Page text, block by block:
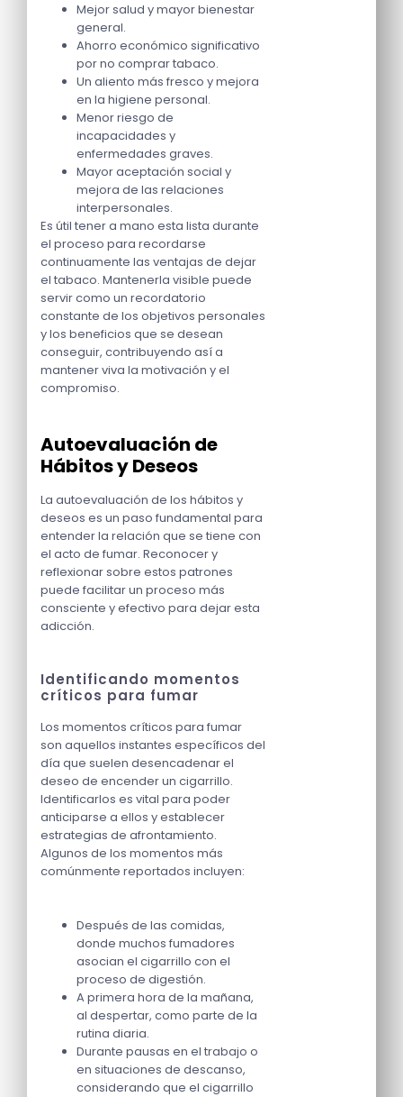
Mejor salud y mayor bienestar
general.
Ahorro económico significativo
por no comprar tabaco.
Un aliento más fresco y mejora
en la higiene personal.
Menor riesgo de
incapacidades y
enfermedades graves.
Mayor aceptación social y
mejora de las relaciones
interpersonales.
Es útil tener a mano esta lista durante
el proceso para recordarse
continuamente las ventajas de dejar
el tabaco. Mantenerla visible puede
servir como un recordatorio
constante de los objetivos personales
y los beneficios que se desean
conseguir, contribuyendo así a
mantener viva la motivación y el
compromiso.
Autoevaluación de
Hábitos y Deseos
La autoevaluación de los hábitos y
deseos es un paso fundamental para
entender la relación que se tiene con
el acto de fumar. Reconocer y
reflexionar sobre estos patrones
puede facilitar un proceso más
consciente y efectivo para dejar esta
adicción.
Identificando momentos
críticos para fumar
Los momentos críticos para fumar
son aquellos instantes específicos del
día que suelen desencadenar el
deseo de encender un cigarrillo.
Identificarlos es vital para poder
anticiparse a ellos y establecer
estrategias de afrontamiento.
Algunos de los momentos más
comúnmente reportados incluyen:
Después de las comidas,
donde muchos fumadores
asocian el cigarrillo con el
proceso de digestión.
A primera hora de la mañana,
al despertar, como parte de la
rutina diaria.
Durante pausas en el trabajo o
en situaciones de descanso,
considerando que el cigarrillo